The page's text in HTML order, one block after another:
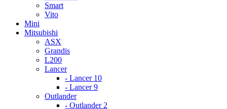
Smart
Vito
Mini
Mitsubishi
ASX
Grandis
L200
Lancer
- Lancer 10
- Lancer 9
Outlander
- Outlander 2